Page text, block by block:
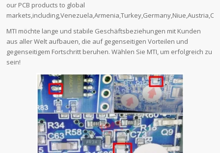
our PCB products to global
MTI möchte lange und stabile Geschäftsbeziehungen mit Kunden
aus aller Welt aufbauen, die auf gegenseitigen Vorteilen und
gegenseitigem Fortschritt beruhen. Wählen Sie MTI, um erfolgreich zu
sein!